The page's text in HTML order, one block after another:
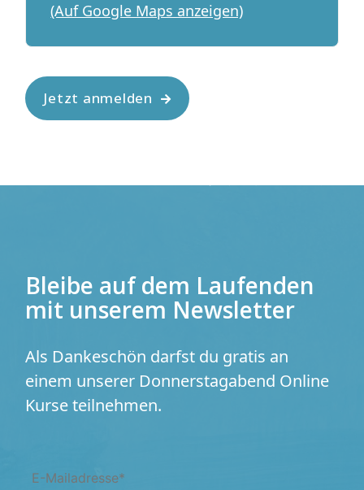
(Auf Google Maps anzeigen)
Jetzt anmelden
Bleibe auf dem Laufenden
mit unserem Newsletter
Als Dankeschön darfst du gratis an
einem unserer Donnerstagabend Online
Kurse teilnehmen.